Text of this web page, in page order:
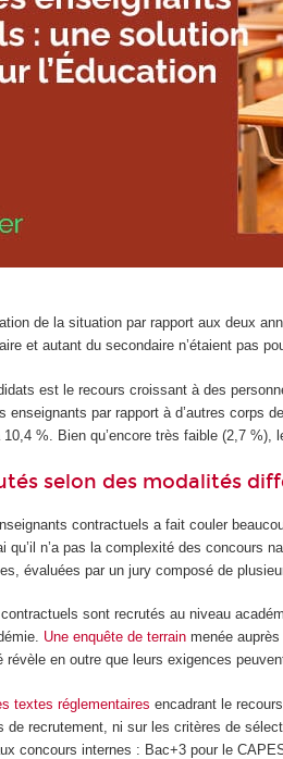
de la situation par rapport aux deux
et autant du secondaire n’étaient pas
est le recours croissant à des
par rapport à d’autres corps
10,4 %. Bien qu’encore très faible (2,7 %),
selon des modalités
contractuels a fait couler
qu’il n’a pas la complexité des concours
évaluées par un jury composé de
sont recrutés au niveau
Une enquête de terrain menée
révèle en outre que leurs exigences
textes réglementaires encadrant le
de recrutement, ni sur les critères de
concours internes : Bac+3 pour le